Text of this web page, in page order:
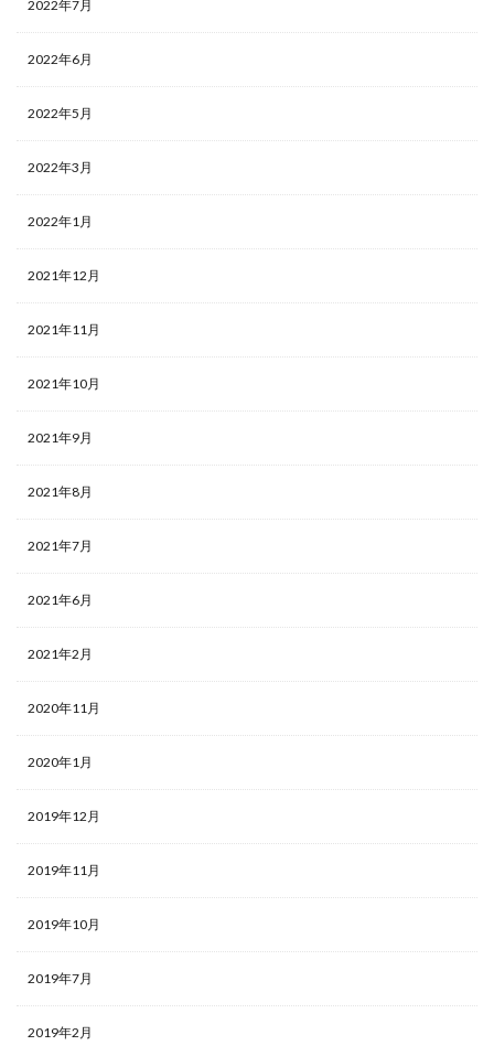
2022年7月
2022年6月
2022年5月
2022年3月
2022年1月
2021年12月
2021年11月
2021年10月
2021年9月
2021年8月
2021年7月
2021年6月
2021年2月
2020年11月
2020年1月
2019年12月
2019年11月
2019年10月
2019年7月
2019年2月